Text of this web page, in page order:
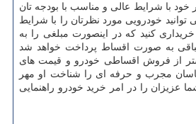
با شرایط عالی و مناسب با بودجه تان
خودرویی مورد نظرتان را با شرایط
کنید که در اینصورت مبلغی را به
به صورت اقساط پرداخت خواهد شد
از فروش اقساطی خودرو و قیمت های
مجرب و حرفه ای را شناخت او مهر
شما عزیزان را در امر خرید خودرو راهنمایی